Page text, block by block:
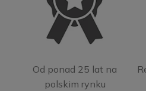
Od ponad 25 lat na
polskim rynku